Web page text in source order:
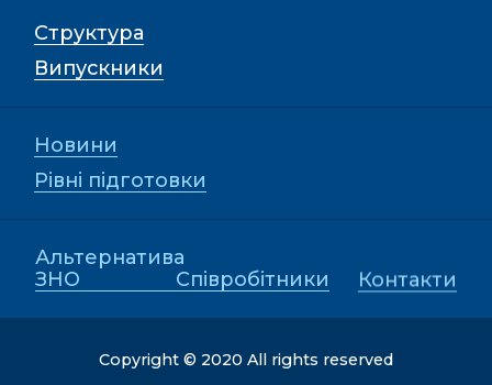
Структура
Випускники
Новини
Рівні підготовки
Альтернатива
ЗНО
Співробітники Контакти
Copyright © 2020 All rights reserved